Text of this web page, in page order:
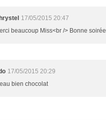
17/05/2015 20:47
beaucoup Miss<br /> Bonne soirée
17/05/2015 20:29
bien chocolat